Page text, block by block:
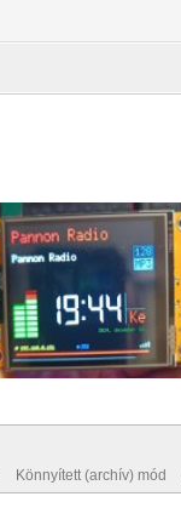
Könnyített (archív) mód